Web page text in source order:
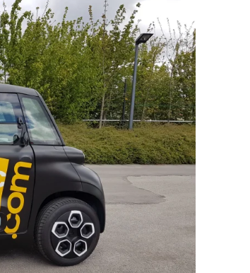
Abonnez-vous à notre newsletter
je reçois déjà ! Je déciderai plus tard